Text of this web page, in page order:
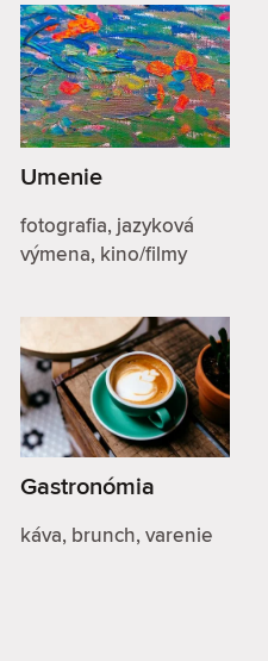
Umenie
fotografia, jazyková
výmena, kino/filmy
Gastronómia
káva, brunch, varenie